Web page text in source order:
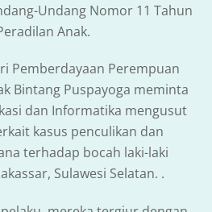
Undang Nomor 11 Tahun
Anak.
Pemberdayaan Perempuan
Bintang Puspayoga meminta
dan Informatika mengusut
kasus penculikan dan
terhadap bocah laki-laki
Sulawesi Selatan. .